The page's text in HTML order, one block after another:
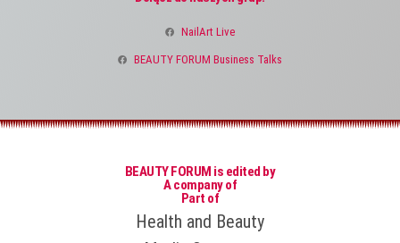
NailArt Live
BEAUTY FORUM Business Talks
BEAUTY FORUM is edited by
A company of
Part of
Health and Beauty